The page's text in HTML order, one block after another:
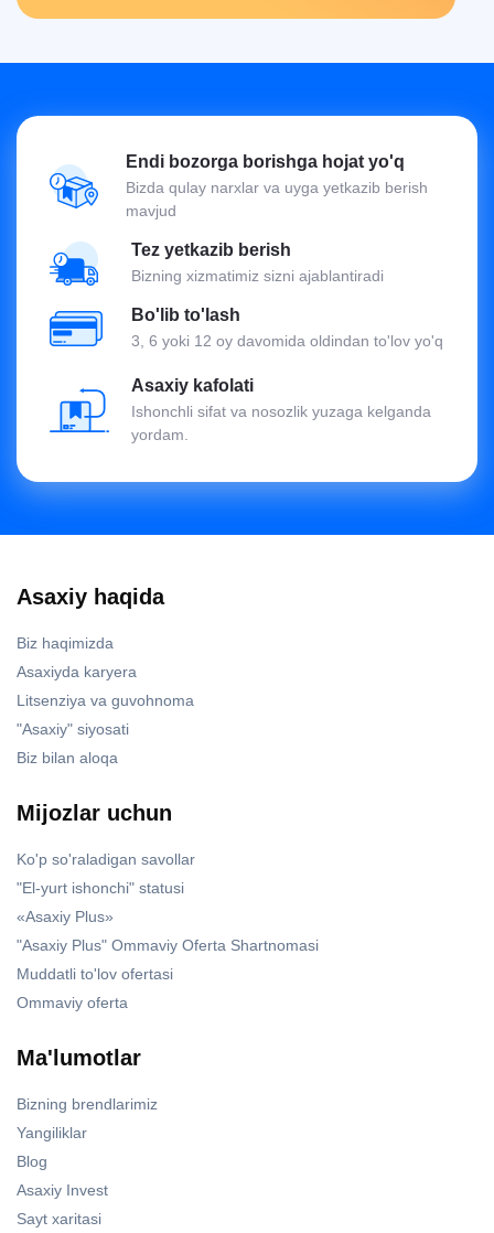
Endi bozorga borishga hojat yo'q
Bizda qulay narxlar va uyga yetkazib berish
mavjud
Tez yetkazib berish
Bizning xizmatimiz sizni ajablantiradi
Bo'lib to'lash
3, 6 yoki 12 oy davomida oldindan to'lov yo'q
Asaxiy kafolati
Ishonchli sifat va nosozlik yuzaga kelganda
yordam.
Asaxiy haqida
Biz haqimizda
Asaxiyda karyera
Litsenziya va guvohnoma
"Asaxiy" siyosati
Biz bilan aloqa
Mijozlar uchun
Ko'p so'raladigan savollar
"El-yurt ishonchi" statusi
«Asaxiy Plus»
"Asaxiy Plus" Ommaviy Oferta Shartnomasi
Muddatli to'lov ofertasi
Ommaviy oferta
Ma'lumotlar
Bizning brendlarimiz
Yangiliklar
Blog
Asaxiy Invest
Sayt xaritasi